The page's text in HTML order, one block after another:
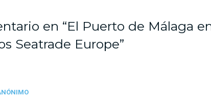
en “El Puerto de Málaga
Seatrade Europe”